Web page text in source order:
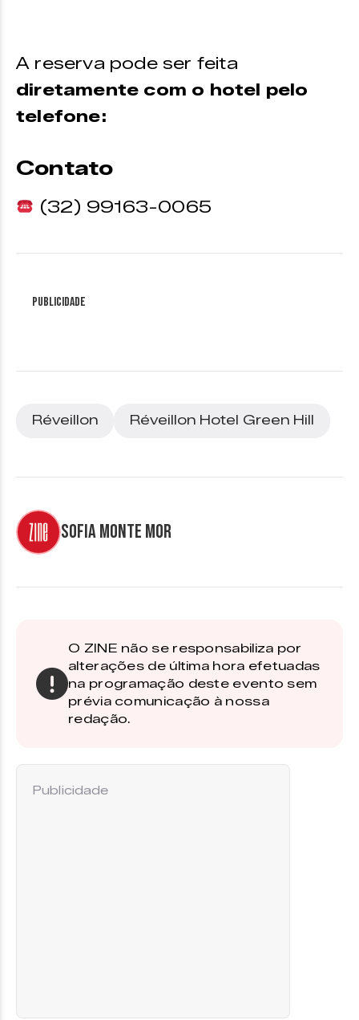
A reserva pode ser feita
diretamente com o hotel pelo
telefone:
Contato
(32) 99163-0065
Publicidade
Réveillon Réveillon Hotel Green Hill
Sofia Monte Mor
O ZINE não se responsabiliza por
alterações de última hora efetuadas
na programação deste evento sem
prévia comunicação à nossa
redação.
Publicidade